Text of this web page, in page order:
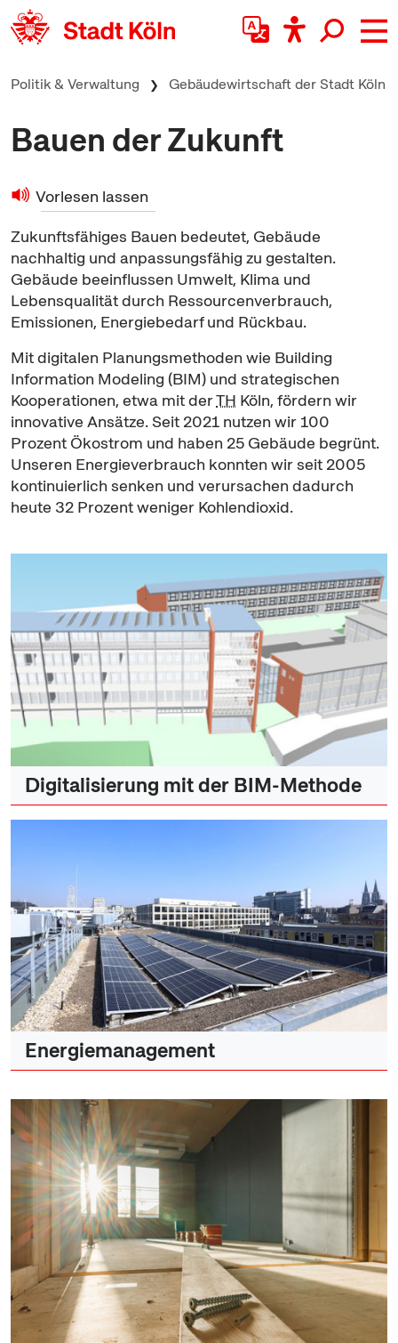
zum Inhalt springen
Politik & Verwaltung Gebäudewirtschaft der Stadt Köln
Bauen der Zukunft
Vorlesen lassen
Zukunftsfähiges Bauen bedeutet, Gebäude
nachhaltig und anpassungsfähig zu gestalten.
Gebäude beeinflussen Umwelt, Klima und
Lebensqualität durch Ressourcenverbrauch,
Emissionen, Energiebedarf und Rückbau.
Mit digitalen Planungsmethoden wie Building
Information Modeling (BIM) und strategischen
Kooperationen, etwa mit derTH Köln, fördern wir
innovative Ansätze. Seit 2021 nutzen wir 100
Prozent Ökostrom und haben 25 Gebäude begrünt.
Unseren Energieverbrauch konnten wir seit 2005
kontinuierlich senken und verursachen dadurch
heute 32 Prozent weniger Kohlendioxid.
Digitalisierung mit der BIM-Methode
Energiemanagement